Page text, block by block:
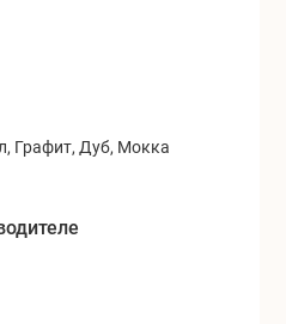
Графит, Дуб, Мокка